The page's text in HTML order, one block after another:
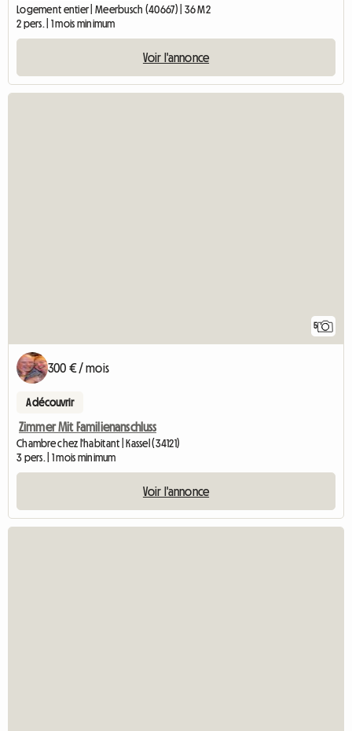
Logement entier | Meerbusch (40667) | 36 M2
2 pers. | 1 mois minimum
Voir l'annonce
5
300 € / mois
A découvrir
Zimmer Mit Familienanschluss
Chambre chez l'habitant | Kassel (34121)
3 pers. | 1 mois minimum
Voir l'annonce